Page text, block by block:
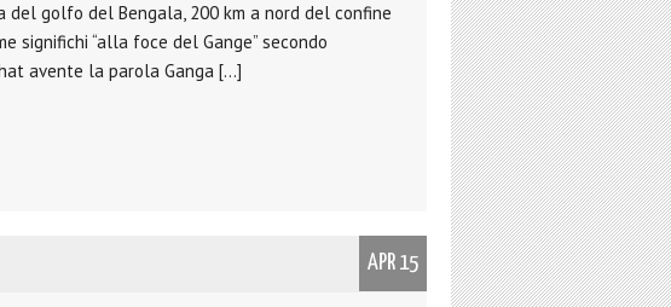
golfo del Bengala, 200 km a nord del confine
significhi “alla foce del Gange” secondo
avente la parola Ganga […]
APR 15